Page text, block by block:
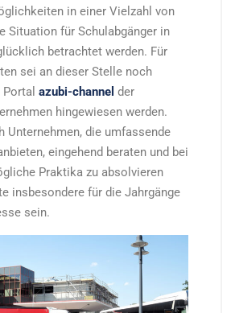
in einer Vielzahl von
Situation für Schulabgänger in
betrachtet werden. Für
sei an dieser Stelle noch
azubi-channel der
hingewiesen werden.
Unternehmen, die umfassende
eingehend beraten und bei
Praktika zu absolvieren
insbesondere für die Jahrgänge
sein.